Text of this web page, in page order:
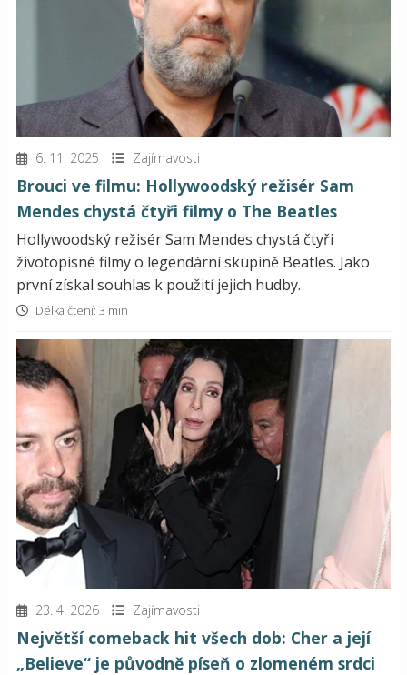
6. 11. 2025 Zajímavosti
Brouci ve filmu: Hollywoodský režisér Sam
Mendes chystá čtyři filmy o The Beatles
Hollywoodský režisér Sam Mendes chystá čtyři
životopisné filmy o legendární skupině Beatles. Jako
první získal souhlas k použití jejich hudby.
Délka čtení: 3 min
23. 4. 2026 Zajímavosti
Největší comeback hit všech dob: Cher a její
„Believe“ je původně píseň o zlomeném srdci